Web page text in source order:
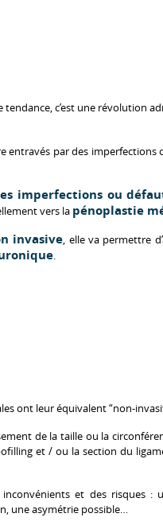
tendance, c’est une révolution
entravés par des imperfections
imperfections ou
vers la pénoplastie
invasive, elle va permettre
.
ont leur équivalent “non-
de la taille ou la
et / ou la section du
et des risques :
une asymétrie possible…